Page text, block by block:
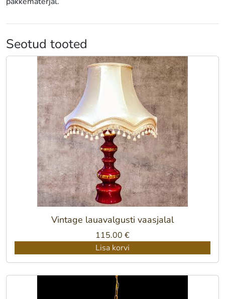
Seotud tooted
Vintage lauavalgusti vaasjalal
115.00 €
Lisa korvi